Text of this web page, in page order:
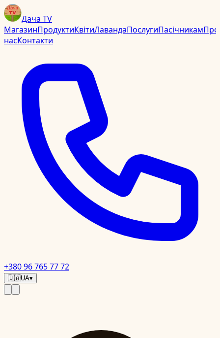
Дача TV
МагазинПродуктиКвітиЛавандаПослугиПасічникамПро
насКонтакти
+380 96 765 77 72
🇺🇦UA▾